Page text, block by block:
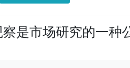
是市场研究的一种